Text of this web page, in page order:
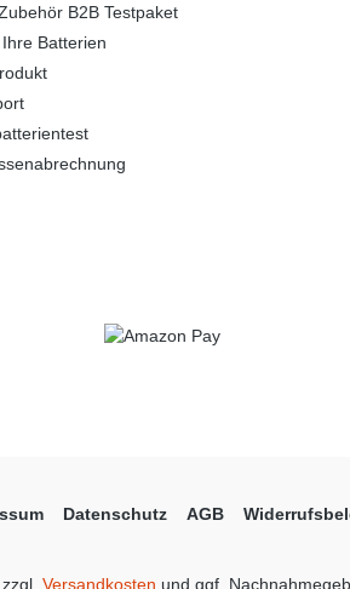
B2B Testpaket
Batterien
Datenschutz AGB
Versandkosten und ggf.